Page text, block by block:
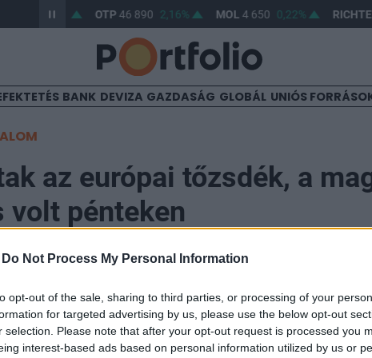
Do Not Process My Personal Information
opt-out of the sale, sharing to third parties, or processing of your
for targeted advertising by us, please use the below opt-out
selection. Please note that after your opt-out request is processed you
interest-based ads based on personal information utilized by us or
1,41% OTP46 890 2,16% MOL 4 650 0,22%
BANK DEVIZA GAZDASÁG GLOBÁL UNIÓS
az európai tőzsdék, a
volt pénteken
nagyot emelkedtek az európai részvénypiacok,
tőzsde, pénteken viszont lefordulás jött, főként az